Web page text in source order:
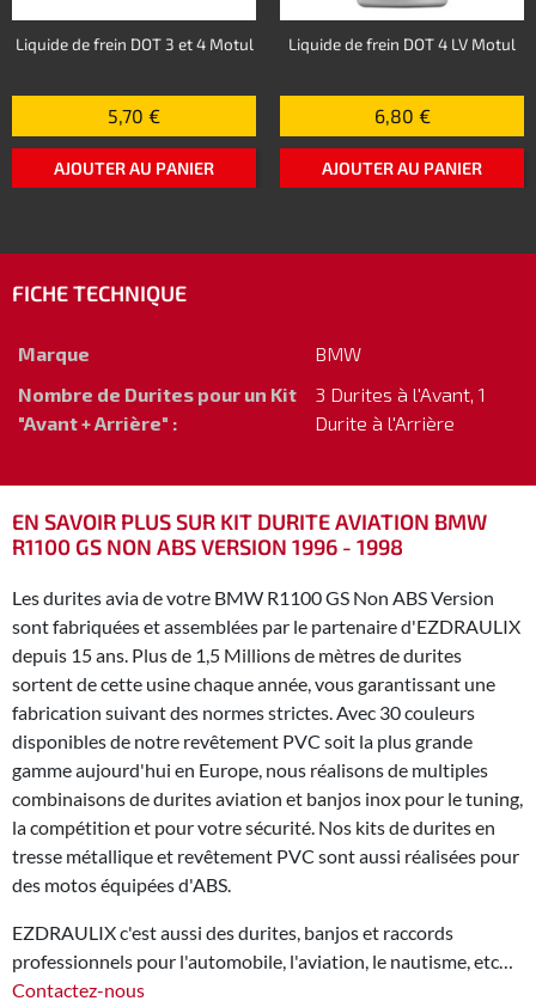
Liquide de frein DOT 3 et 4 Motul
5,70 €
AJOUTER AU PANIER
Liquide de frein DOT 4 LV Motul
6,80 €
AJOUTER AU PANIER
FICHE TECHNIQUE
Marque
BMW
Nombre de Durites pour un Kit
"Avant + Arrière" :
3 Durites à l'Avant, 1
Durite à l'Arrière
EN SAVOIR PLUS SUR KIT DURITE AVIATION BMW
R1100 GS NON ABS VERSION 1996 - 1998
Les durites avia de votre BMW R1100 GS Non ABS Version
sont fabriquées et assemblées par le partenaire d'EZDRAULIX
depuis 15 ans. Plus de 1,5 Millions de mètres de durites
sortent de cette usine chaque année, vous garantissant une
fabrication suivant des normes strictes. Avec 30 couleurs
disponibles de notre revêtement PVC soit la plus grande
gamme aujourd'hui en Europe, nous réalisons de multiples
combinaisons de durites aviation et banjos inox pour le tuning,
la compétition et pour votre sécurité. Nos kits de durites en
tresse métallique et revêtement PVC sont aussi réalisées pour
des motos équipées d'ABS.
EZDRAULIX c'est aussi des durites, banjos et raccords
professionnels pour l'automobile, l'aviation, le nautisme, etc…
Contactez-nous